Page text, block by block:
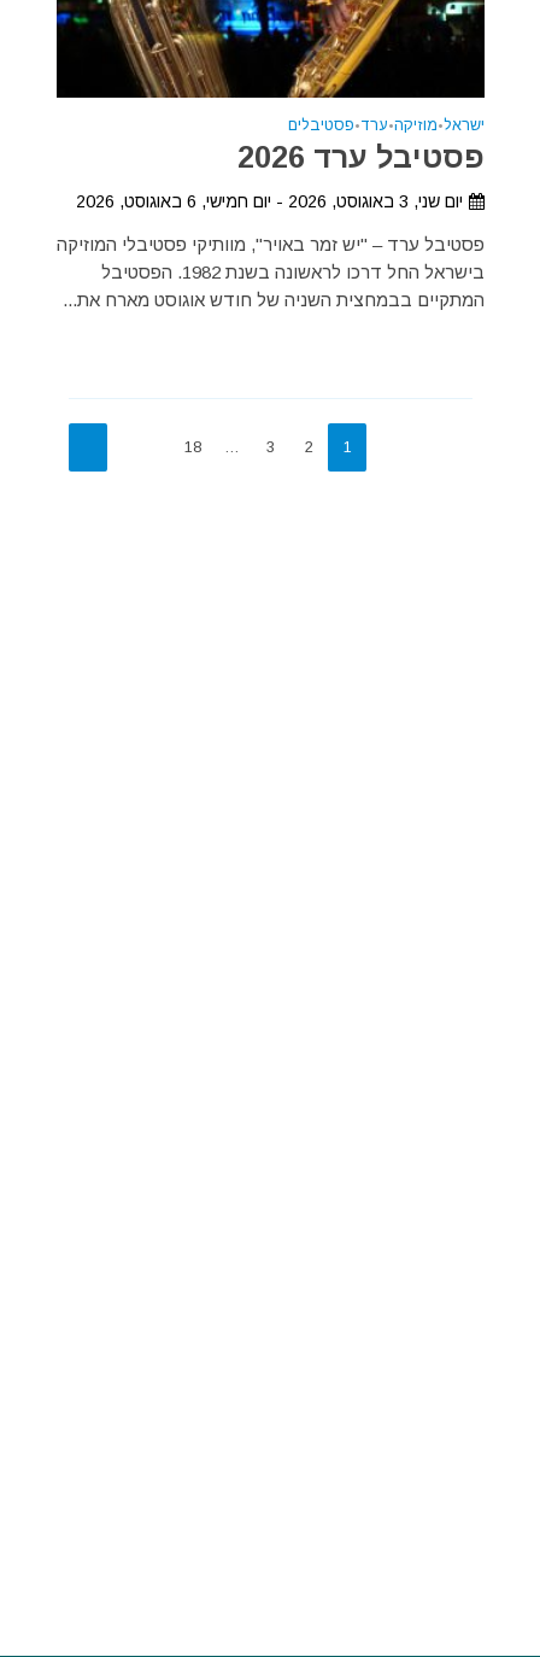
ישראל•מוזיקה•ערד•פסטיבלים
פסטיבל ערד 2026
יום שני, 3 באוגוסט, 2026 - יום חמישי, 6 באוגוסט, 2026
פסטיבל ערד – "יש זמר באויר", מוותיקי פסטיבלי המוזיקה
בישראל החל דרכו לראשונה בשנת 1982. הפסטיבל
המתקיים בבמחצית השניה של חודש אוגוסט מארח את...
1
2
3
…
18